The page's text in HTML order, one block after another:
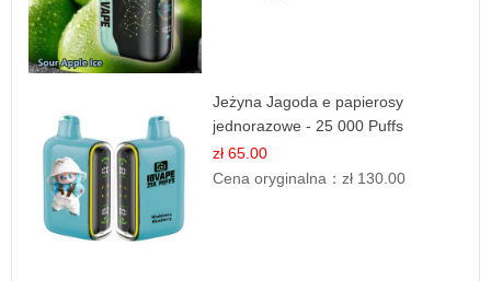
Jeżyna Jagoda e papierosy
jednorazowe - 25 000 Puffs
zł 65.00
Cena oryginalna：zł 130.00